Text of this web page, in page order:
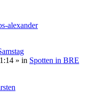
alexander
» in Spotten in BRE